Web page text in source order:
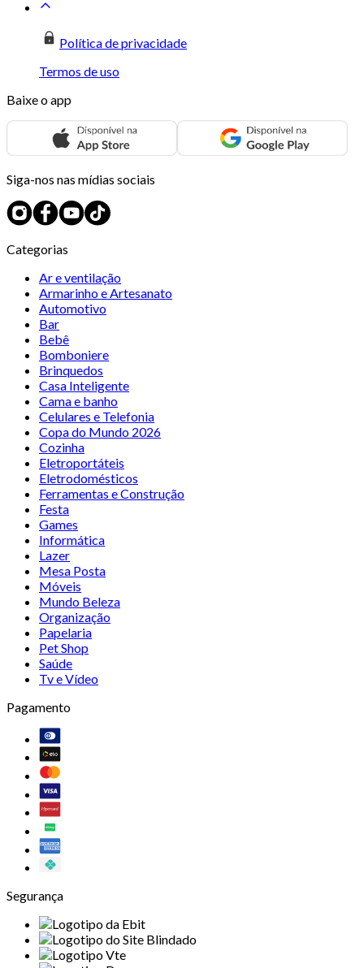
Política de privacidade
Termos de uso
Baixe o app
Siga-nos nas mídias sociais
Categorias
Ar e ventilação
Armarinho e Artesanato
Automotivo
Bar
Bebê
Bomboniere
Brinquedos
Casa Inteligente
Cama e banho
Celulares e Telefonia
Copa do Mundo 2026
Cozinha
Eletroportáteis
Eletrodomésticos
Ferramentas e Construção
Festa
Games
Informática
Lazer
Mesa Posta
Móveis
Mundo Beleza
Organização
Papelaria
Pet Shop
Saúde
Tv e Vídeo
Pagamento
Segurança